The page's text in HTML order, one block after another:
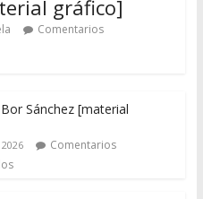
gráfico]
Comentarios
Sánchez [material
Comentarios